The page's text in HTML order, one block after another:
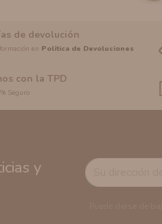
de devolución
en Política de Devoluciones
con la TPD
Seguro
y